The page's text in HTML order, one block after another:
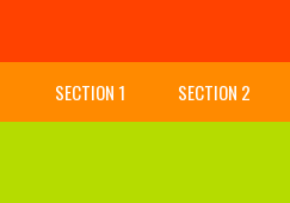
SECTION 1 SECTION 2